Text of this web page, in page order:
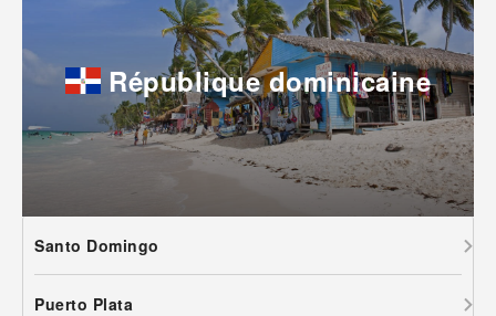
République dominicaine
Santo Domingo
Puerto Plata